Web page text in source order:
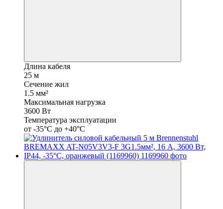
Длина кабеля
25 м
Сечение жил
1.5 мм²
Максимальная нагрузка
3600 Вт
Температура эксплуатации
от -35°С до +40°С